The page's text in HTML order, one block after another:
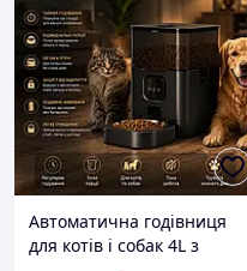
Автоматична годівниця
для котів і собак 4L з